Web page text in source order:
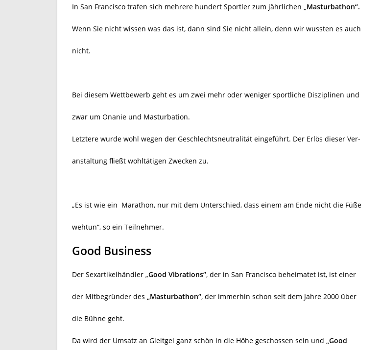
In San Francisco trafen sich mehrere hundert Sportler zum jährlichen „Masturbathon“.
Wenn Sie nicht wissen was das ist, dann sind Sie nicht allein, denn wir wussten es auch
nicht.
Bei diesem Wettbewerb geht es um zwei mehr oder weniger sportliche Disziplinen und
zwar um Onanie und Masturbation.
Letztere wurde wohl wegen der Geschlechtsneutralität eingeführt. Der Erlös dieser Ver-
anstaltung fließt wohltätigen Zwecken zu.
„Es ist wie ein Marathon, nur mit dem Unterschied, dass einem am Ende nicht die Füße
wehtun“, so ein Teilnehmer.
Good Business
Der Sexartikelhändler „Good Vibrations“, der in San Francisco beheimatet ist, ist einer
der Mitbegründer des „Masturbathon“, der immerhin schon seit dem Jahre 2000 über
die Bühne geht.
Da wird der Umsatz an Gleitgel ganz schön in die Höhe geschossen sein und „Good